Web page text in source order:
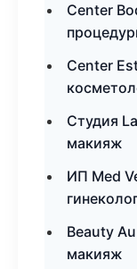
Center
Center
Студия
макияж
ИП Med
Beauty
макияж